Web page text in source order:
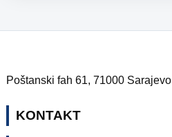
Poštanski fah 61, 71000 Sarajevo
KONTAKT